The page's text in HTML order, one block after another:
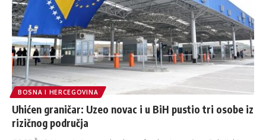
BOSNA I HERCEGOVINA
Uhićen graničar: Uzeo novac i u BiH pustio tri osobe iz
rizičnog područja